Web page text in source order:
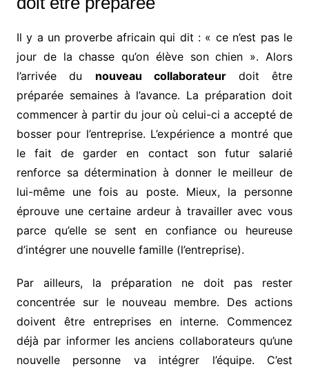
Il y a un proverbe africain qui dit : « ce n’est pas le
jour de la chasse qu’on élève son chien ». Alors
l’arrivée du nouveau collaborateur doit être
préparée semaines à l’avance. La préparation doit
commencer à partir du jour où celui-ci a accepté de
bosser pour l’entreprise. L’expérience a montré que
le fait de garder en contact son futur salarié
renforce sa détermination à donner le meilleur de
lui-même une fois au poste. Mieux, la personne
éprouve une certaine ardeur à travailler avec vous
parce qu’elle se sent en confiance ou heureuse
d’intégrer une nouvelle famille (l’entreprise).
Par ailleurs, la préparation ne doit pas rester
concentrée sur le nouveau membre. Des actions
doivent être entreprises en interne. Commencez
déjà par informer les anciens collaborateurs qu’une
nouvelle personne va intégrer l’équipe. C’est